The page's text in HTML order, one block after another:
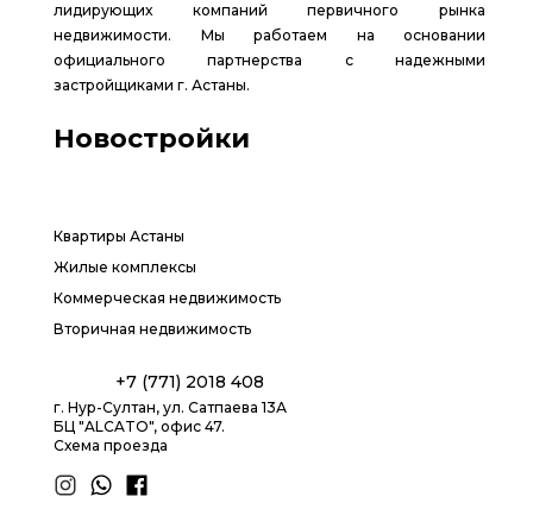
лидирующих компаний первичного рынка
недвижимости. Мы работаем на основании
официального партнерства с надежными
застройщиками г. Астаны.
Новостройки
Квартиры Астаны
Жилые комплексы
Коммерческая недвижимость
Вторичная недвижимость
+7 (771) 2018 408
г. Нур-Султан, ул. Сатпаева 13А
БЦ "ALCATO", офис 47.
Схема проезда